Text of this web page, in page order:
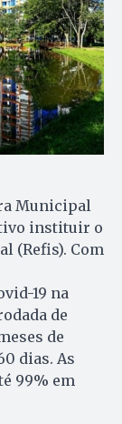
Municipal
instituir o
(Refis). Com
19 na
de
de
dias. As
99% em